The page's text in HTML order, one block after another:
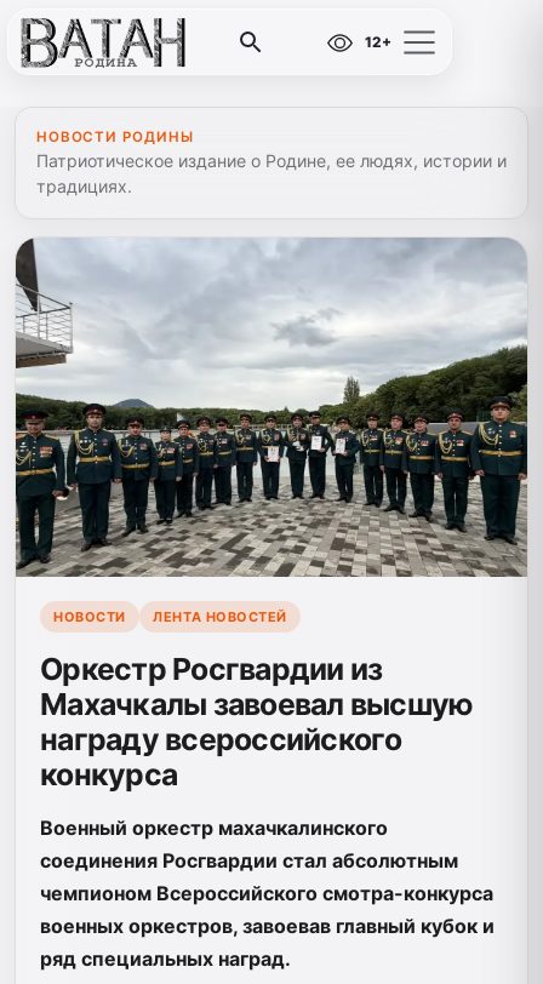
12+
НОВОСТИ РОДИНЫ
Патриотическое издание о Родине, ее людях, истории и
традициях.
НОВОСТИ ЛЕНТА НОВОСТЕЙ
Оркестр Росгвардии из
Махачкалы завоевал высшую
награду всероссийского
конкурса
Военный оркестр махачкалинского
соединения Росгвардии стал абсолютным
чемпионом Всероссийского смотра-конкурса
военных оркестров, завоевав главный кубок и
ряд специальных наград.